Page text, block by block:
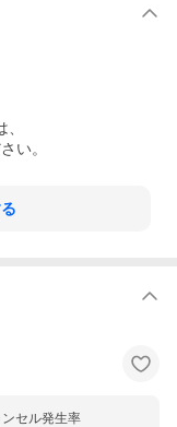
い。
セル発生率